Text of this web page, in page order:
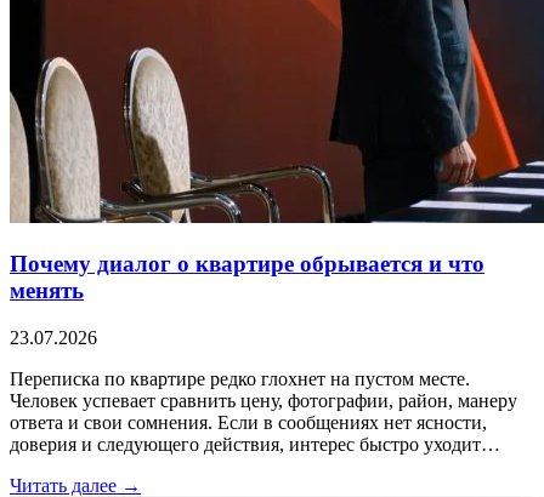
Почему диалог о квартире обрывается и что
менять
23.07.2026
Переписка по квартире редко глохнет на пустом месте.
Человек успевает сравнить цену, фотографии, район, манеру
ответа и свои сомнения. Если в сообщениях нет ясности,
доверия и следующего действия, интерес быстро уходит…
Читать далее →